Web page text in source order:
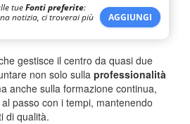
tueFonti preferite:
notizia, ci troverai più
AGGIUNGI
gestisce il centro da quasi due
non solo sulla professionalità
anche sulla formazione continua,
passo con i tempi, mantenendo
di qualità.